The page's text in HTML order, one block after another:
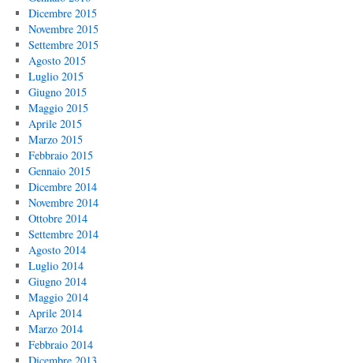
Dicembre 2015
Novembre 2015
Settembre 2015
Agosto 2015
Luglio 2015
Giugno 2015
Maggio 2015
Aprile 2015
Marzo 2015
Febbraio 2015
Gennaio 2015
Dicembre 2014
Novembre 2014
Ottobre 2014
Settembre 2014
Agosto 2014
Luglio 2014
Giugno 2014
Maggio 2014
Aprile 2014
Marzo 2014
Febbraio 2014